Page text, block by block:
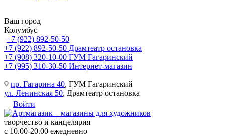
Ваш город
Колумбус
+7 (922) 892-50-50
+7 (922) 892-50-50 Драмтеатр остановка
+7 (908) 320-10-00 ГУМ Гагаринский
+7 (995) 310-30-50 Интернет-магазин
пр. Гагарина 40, ГУМ Гагаринский
ул. Ленинская 50, Драмтеатр остановка
Войти
творчество и канцелярия
с 10.00-20.00 ежедневно